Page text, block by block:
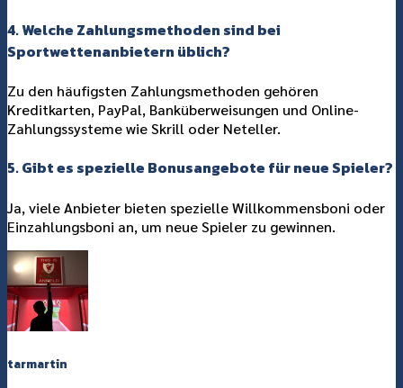
4. Welche Zahlungsmethoden sind bei
Sportwettenanbietern üblich?
Zu den häufigsten Zahlungsmethoden gehören
Kreditkarten, PayPal, Banküberweisungen und Online-
Zahlungssysteme wie Skrill oder Neteller.
5. Gibt es spezielle Bonusangebote für neue Spieler?
Ja, viele Anbieter bieten spezielle Willkommensboni oder
Einzahlungsboni an, um neue Spieler zu gewinnen.
tarmartin